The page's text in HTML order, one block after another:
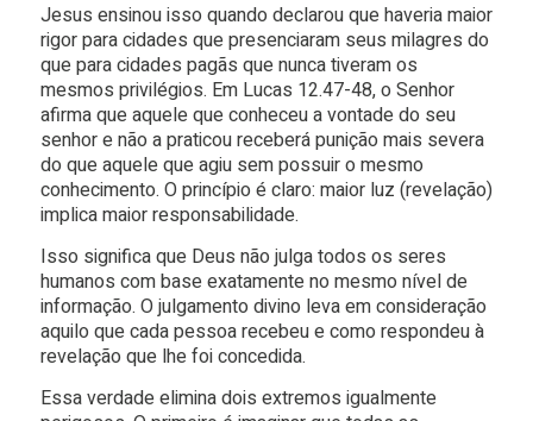
Jesus ensinou isso quando declarou que haveria maior
rigor para cidades que presenciaram seus milagres do
que para cidades pagãs que nunca tiveram os
mesmos privilégios. Em Lucas 12.47-48, o Senhor
afirma que aquele que conheceu a vontade do seu
senhor e não a praticou receberá punição mais severa
do que aquele que agiu sem possuir o mesmo
conhecimento. O princípio é claro: maior luz (revelação)
implica maior responsabilidade.
Isso significa que Deus não julga todos os seres
humanos com base exatamente no mesmo nível de
informação. O julgamento divino leva em consideração
aquilo que cada pessoa recebeu e como respondeu à
revelação que lhe foi concedida.
Essa verdade elimina dois extremos igualmente